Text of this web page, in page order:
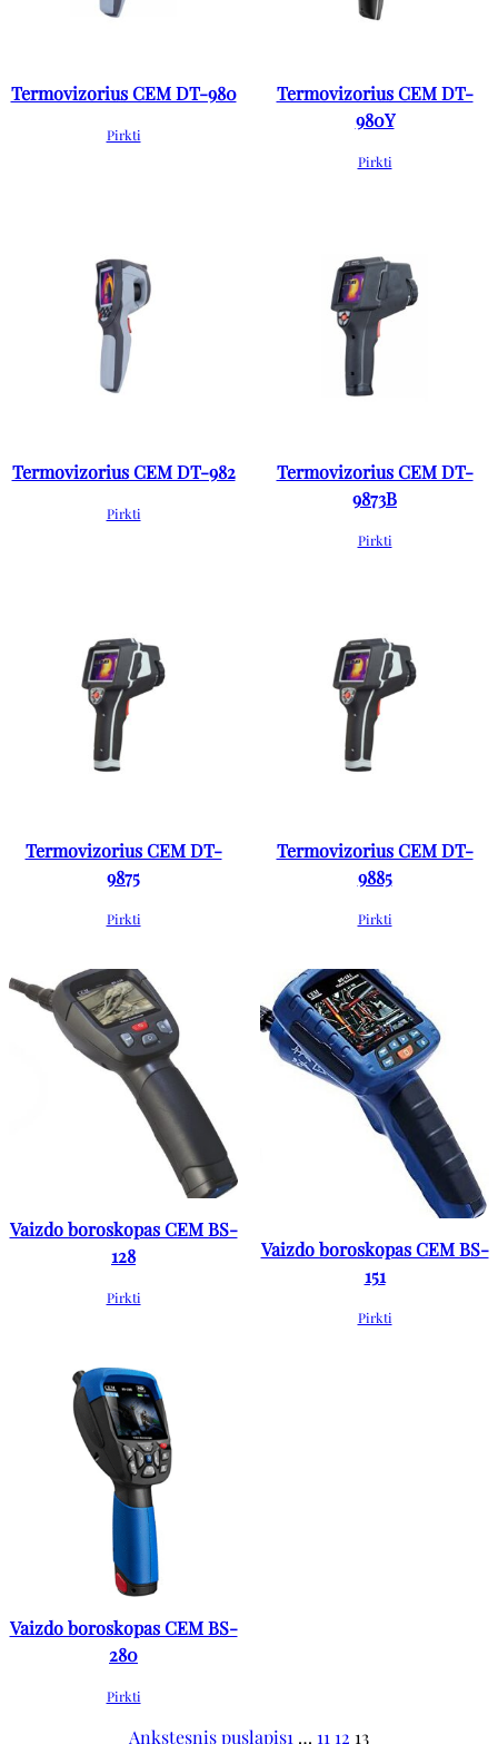
Termovizorius CEM DT-980
Pirkti
Termovizorius CEM DT-
980Y
Pirkti
Termovizorius CEM DT-982
Pirkti
Termovizorius CEM DT-
9873B
Pirkti
Termovizorius CEM DT-
9875
Pirkti
Termovizorius CEM DT-
9885
Pirkti
Vaizdo boroskopas CEM BS-
128
Pirkti
Vaizdo boroskopas CEM BS-
151
Pirkti
Vaizdo boroskopas CEM BS-
280
Pirkti
Ankstesnis puslapis1 … 11 12 13